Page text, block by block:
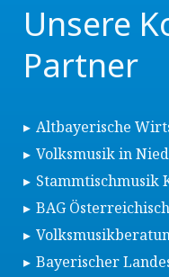
Unsere
Partner
Altbayerische
Volksmusik in
Stammtischmusik
BAG
Bayerischer